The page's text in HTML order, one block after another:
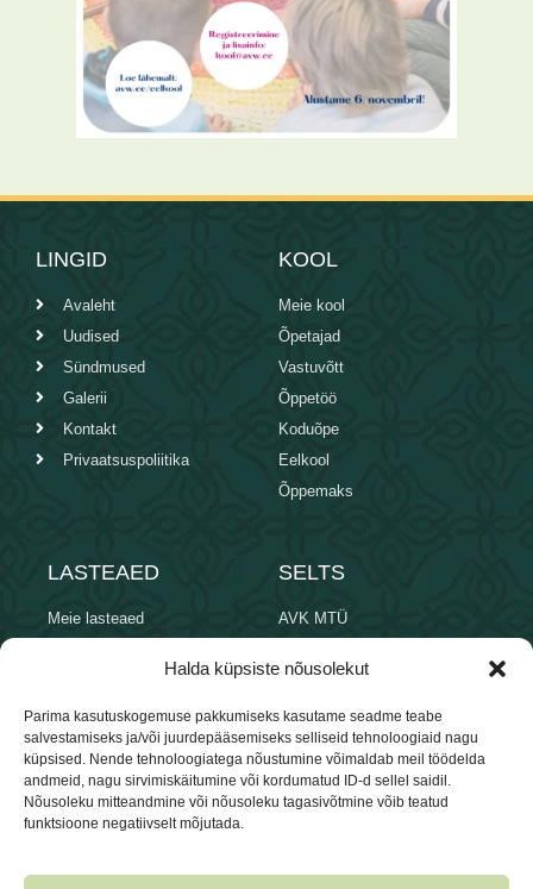
Halda küpsiste nõusolekut
Parima kasutuskogemuse pakkumiseks kasutame seadme teabe
salvestamiseks ja/või juurdepääsemiseks selliseid tehnoloogiaid nagu
küpsised. Nende tehnoloogiatega nõustumine võimaldab meil töödelda
andmeid, nagu sirvimiskäitumine või kordumatud ID-d sellel saidil.
Nõusoleku mitteandmine või nõusoleku tagasivõtmine võib teatud
funktsioone negatiivselt mõjutada.
LINGID
Avaleht
Uudised
Sündmused
Galerii
Kontakt
Privaatsuspoliitika
KOOL
Meie kool
Õpetajad
Vastuvõtt
Õppetöö
Koduõpe
Eelkool
Õppemaks
LASTEAED
Meie lasteaed
Õppeplaan
Õppemaks
SELTS
AVK MTÜ
Dokumendid
TOETA MEIE TEGEVUST
Jälgi meid sotsiaalmeedias